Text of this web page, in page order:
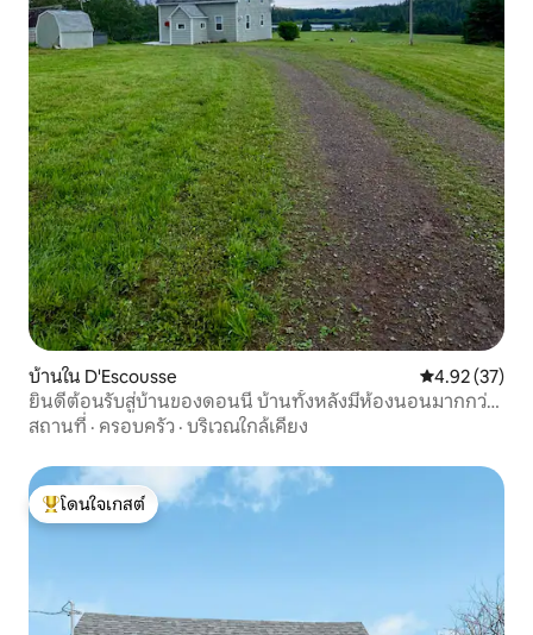
บ้านใน D'Escousse คะแนนเฉลี่ย
4.92 (37)
ยินดีต้อนรับสู่บ้านของดอนนี่ บ้านทั้งหลังมีห้องนอนมากกว่า
3 ห้อง
สถานที่ · ครอบครัว · บริเวณใกล้เคียง
โดนใจเกสต์ที่สุด
โดนใจเกสต์